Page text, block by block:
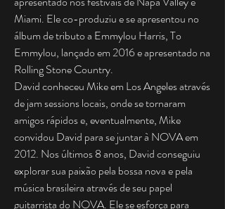
Miami. Ele co-produziu e se apresentou no
álbum de tributo a Emmylou Harris, To
Emmylou, lançado em 2016 e apresentado na
Rolling Stone Country.
David conheceu Mike em Los Angeles através
de jam sessions locais, onde se tornaram
amigos rápidos e, eventualmente, Mike
convidou David para se juntar à NOVA em
2012. Nos últimos 8 anos, David conseguiu
explorar sua paixão pela bossa nova e pela
música brasileira através de seu papel
guitarrista do NOVA. Ele se esforça para